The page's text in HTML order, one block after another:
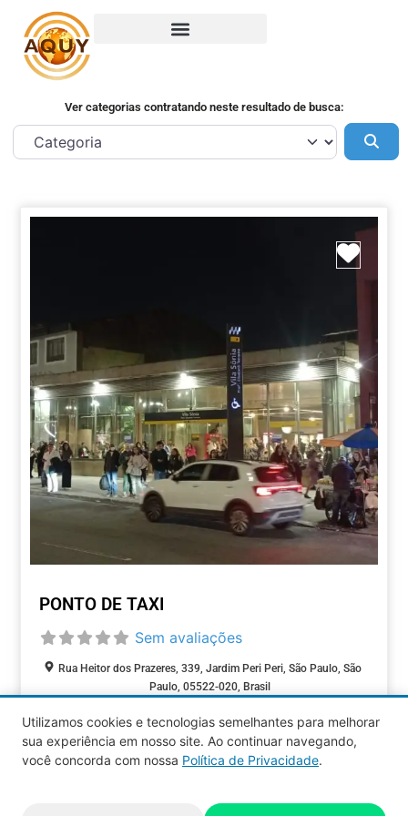
Ver categorias contratando neste resultado de busca:
PONTO DE TAXI
Sem avaliações
Rua Heitor dos Prazeres, 339, Jardim Peri Peri, São Paulo, São
Paulo, 05522-020, Brasil
TRANSPORTE &
LOGÍSTICA
Aberto agora:
Utilizamos cookies e tecnologias semelhantes para melhorar
sua experiência em nosso site. Ao continuar navegando,
você concorda com nossa Política de Privacidade.